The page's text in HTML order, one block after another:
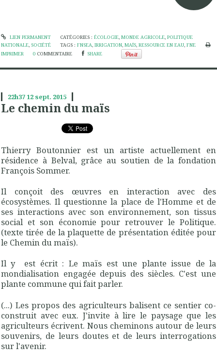
LIEN PERMANENT CATÉGORIES : ÉCOLOGIE, MONDE AGRICOLE, POLITIQUE
NATIONALE, SOCIÉTÉ TAGS :FNSEA,IRRIGATION,MAÏS,RESSOURCE EN EAU,FNE
IMPRIMER
0 COMMENTAIRE SHARE
22h3712 sept. 2015
Le chemin du maïs
Thierry Boutonnier est un artiste actuellement en
résidence à Belval, grâce au soutien de la fondation
François Sommer.
Il conçoit des œuvres en interaction avec des
écosystèmes. Il questionne la place de l'Homme et de
ses interactions avec son environnement, son tissus
social et son économie pour retrouver le Politique.
(texte tirée de la plaquette de présentation éditée pour
le Chemin du maïs).
Il y est écrit : Le maïs est une plante issue de la
mondialisation engagée depuis des siècles. C'est une
plante commune qui fait parler.
(...) Les propos des agriculteurs balisent ce sentier co-
construit avec eux. J'invite à lire le paysage que les
agriculteurs écrivent. Nous cheminons autour de leurs
souvenirs, de leurs doutes et de leurs interrogations
sur l'avenir.